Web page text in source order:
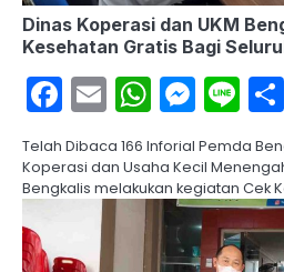
Dinas Koperasi dan UKM
Kesehatan Gratis Bagi
Facebook
Email Line
Telah Dibaca 166 Inforial Pemda
Koperasi dan Usaha Kecil
Bengkalis melakukan kegiatan Cek